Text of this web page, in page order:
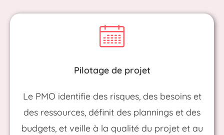
Pilotage de projet
Le PMO identifie des risques, des besoins et
des ressources, définit des plannings et des
budgets, et veille à la qualité du projet et au